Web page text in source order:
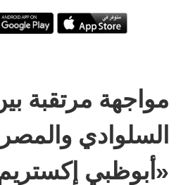
مواجهة مرتقبة
السلوادي
«أبوظبي